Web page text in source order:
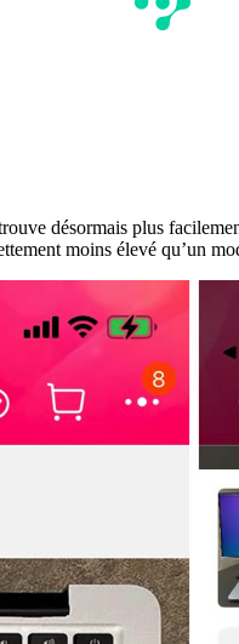
désormais plus
moins élevé qu’un